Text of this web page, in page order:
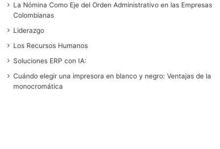
e
o
t
k
T
t
La Nómina Como Eje del Orden Administrativo en las Empresas
Colombianas
Liderazgo
Los Recursos Humanos
Soluciones ERP con IA:
Cuándo elegir una impresora en blanco y negro: Ventajas de la
monocromática